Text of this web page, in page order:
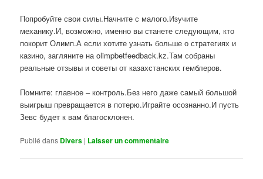
Попробуйте свои силы.Начните с малого.Изучите
механику.И, возможно, именно вы станете следующим, кто
покорит Олимп.А если хотите узнать больше о стратегиях и
казино, загляните на olimpbetfeedback.kz.Там собраны
реальные отзывы и советы от казахстанских гемблеров.
Помните: главное – контроль.Без него даже самый большой
выигрыш превращается в потерю.Играйте осознанно.И пусть
Зевс будет к вам благосклонен.
Publié dans Divers | Laisser un commentaire